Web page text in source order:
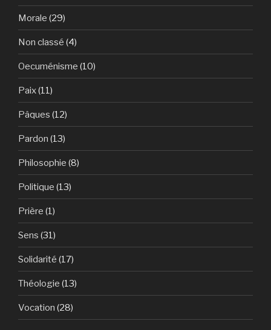
Morale (29)
Non classé (4)
Oecuménisme (10)
Paix(11)
Pâques (12)
Pardon (13)
Philosophie (8)
Politique (13)
Prière (1)
Sens (31)
Solidarité (17)
Théologie (13)
Vocation (28)